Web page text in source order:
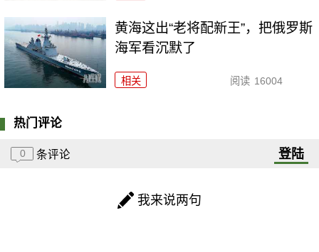
黄海这出“老将配新王”，把俄罗斯
海军看沉默了
相关 阅读 16004
热门评论
0 条评论 登陆
我来说两句